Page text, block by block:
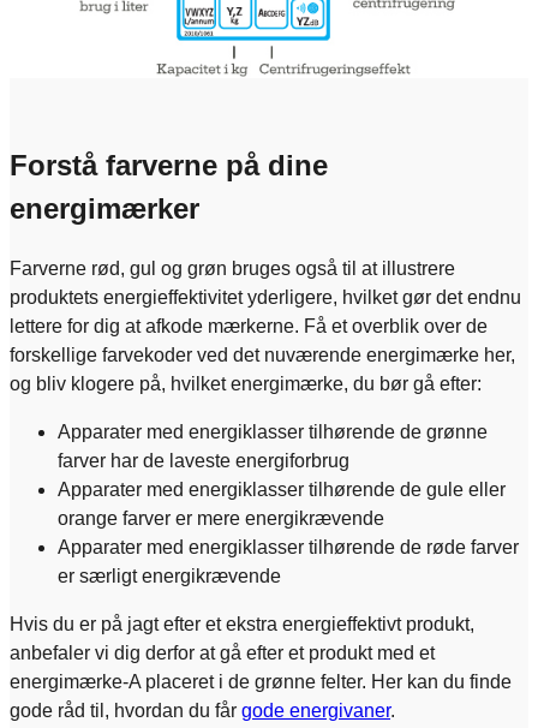
Forstå farverne på dine
energimærker
Farverne rød, gul og grøn bruges også til at illustrere
produktets energieffektivitet yderligere, hvilket gør det endnu
lettere for dig at afkode mærkerne. Få et overblik over de
forskellige farvekoder ved det nuværende energimærke her,
og bliv klogere på, hvilket energimærke, du bør gå efter:
Apparater med energiklasser tilhørende de grønne
farver har de laveste energiforbrug
Apparater med energiklasser tilhørende de gule eller
orange farver er mere energikrævende
Apparater med energiklasser tilhørende de røde farver
er særligt energikrævende
Hvis du er på jagt efter et ekstra energieffektivt produkt,
anbefaler vi dig derfor at gå efter et produkt med et
energimærke-A placeret i de grønne felter. Her kan du finde
gode råd til, hvordan du får gode energivaner.